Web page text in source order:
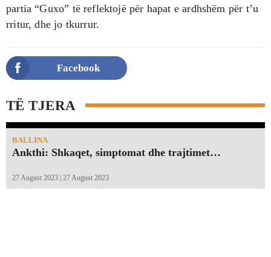
partia “Guxo” të reflektojë për hapat e ardhshëm për t’u
rritur, dhe jo tkurrur.
Facebook
TË TJERA
BALLINA
Ankthi: Shkaqet, simptomat dhe trajtimet…
27 August 2023 | 27 August 2023